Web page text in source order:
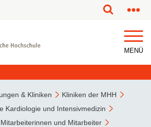
MENÜ
& Kliniken
Kliniken der MHH
Kardiologie und Intensivmedizin
Mitarbeiterinnen und Mitarbeiter